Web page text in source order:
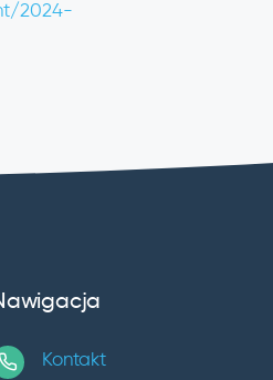
2024-
Kontakt